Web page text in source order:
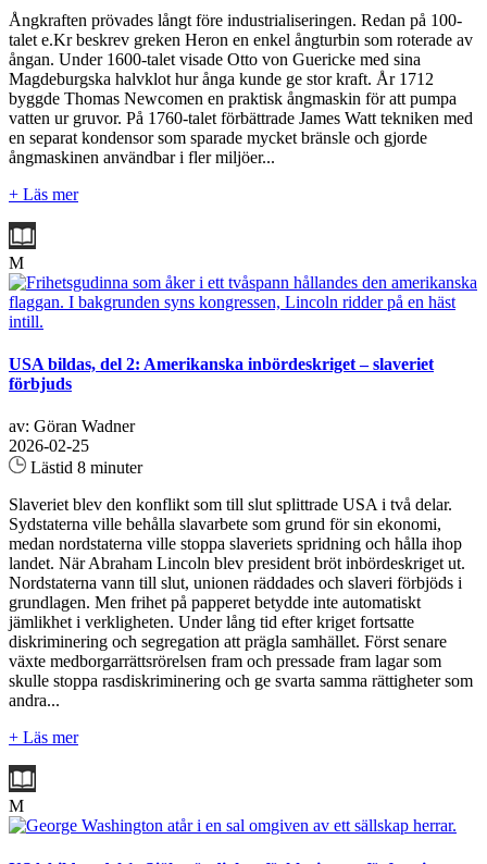
Ångkraften prövades långt före industrialiseringen. Redan på 100-
talet e.Kr beskrev greken Heron en enkel ångturbin som roterade av
ångan. Under 1600-talet visade Otto von Guericke med sina
Magdeburgska halvklot hur ånga kunde ge stor kraft. År 1712
byggde Thomas Newcomen en praktisk ångmaskin för att pumpa
vatten ur gruvor. På 1760-talet förbättrade James Watt tekniken med
en separat kondensor som sparade mycket bränsle och gjorde
ångmaskinen användbar i fler miljöer...
+ Läs mer
M
USA bildas, del 2: Amerikanska inbördeskriget – slaveriet
förbjuds
av: Göran Wadner
2026-02-25
Lästid 8 minuter
Slaveriet blev den konflikt som till slut splittrade USA i två delar.
Sydstaterna ville behålla slavarbete som grund för sin ekonomi,
medan nordstaterna ville stoppa slaveriets spridning och hålla ihop
landet. När Abraham Lincoln blev president bröt inbördeskriget ut.
Nordstaterna vann till slut, unionen räddades och slaveri förbjöds i
grundlagen. Men frihet på papperet betydde inte automatiskt
jämlikhet i verkligheten. Under lång tid efter kriget fortsatte
diskriminering och segregation att prägla samhället. Först senare
växte medborgarrättsrörelsen fram och pressade fram lagar som
skulle stoppa rasdiskriminering och ge svarta samma rättigheter som
andra...
+ Läs mer
M